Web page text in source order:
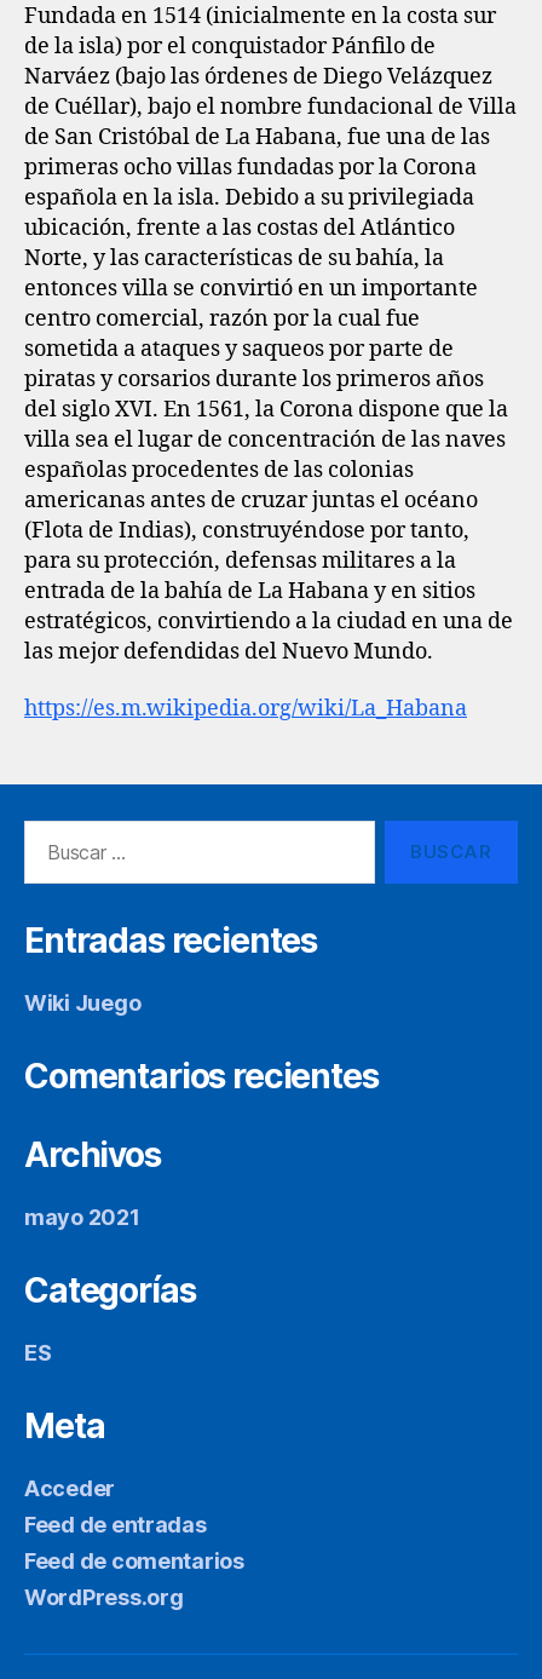
Fundada en 1514 (inicialmente en la costa sur
de la isla) por el conquistador Pánfilo de
Narváez (bajo las órdenes de Diego Velázquez
de Cuéllar), bajo el nombre fundacional de Villa
de San Cristóbal de La Habana,​ fue una de las
primeras ocho villas fundadas por la Corona
española en la isla. Debido a su privilegiada
ubicación, frente a las costas del Atlántico
Norte, y las características de su bahía, la
entonces villa se convirtió en un importante
centro comercial, razón por la cual fue
sometida a ataques y saqueos por parte de
piratas y corsarios durante los primeros años
del siglo XVI. En 1561, la Corona dispone que la
villa sea el lugar de concentración de las naves
españolas procedentes de las colonias
americanas antes de cruzar juntas el océano
(Flota de Indias), construyéndose por tanto,
para su protección, defensas militares a la
entrada de la bahía de La Habana y en sitios
estratégicos,​ convirtiendo a la ciudad en una de
las mejor defendidas del Nuevo Mundo.
https://es.m.wikipedia.org/wiki/La_Habana
Entradas recientes
Wiki Juego
Comentarios recientes
Archivos
mayo 2021
Categorías
ES
Meta
Acceder
Feed de entradas
Feed de comentarios
WordPress.org